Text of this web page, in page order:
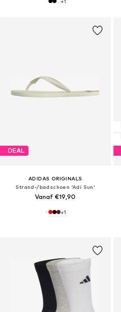
DEAL
ADIDAS ORIGINALS
Strand-/badschoen 'Adi Sun'
Vanaf €19,90
+1